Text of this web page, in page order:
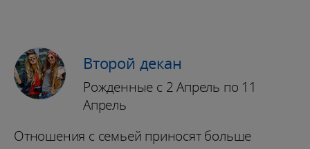
Второй декан
Рожденные с 2 Апрель по 11
Апрель
Отношения с семьей приносят больше